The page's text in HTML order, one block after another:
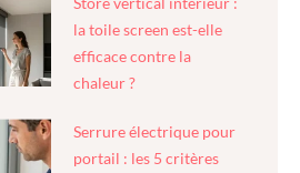
la toile screen est-elle
efficace contre la
chaleur ?
Serrure électrique pour
portail : les 5 critères